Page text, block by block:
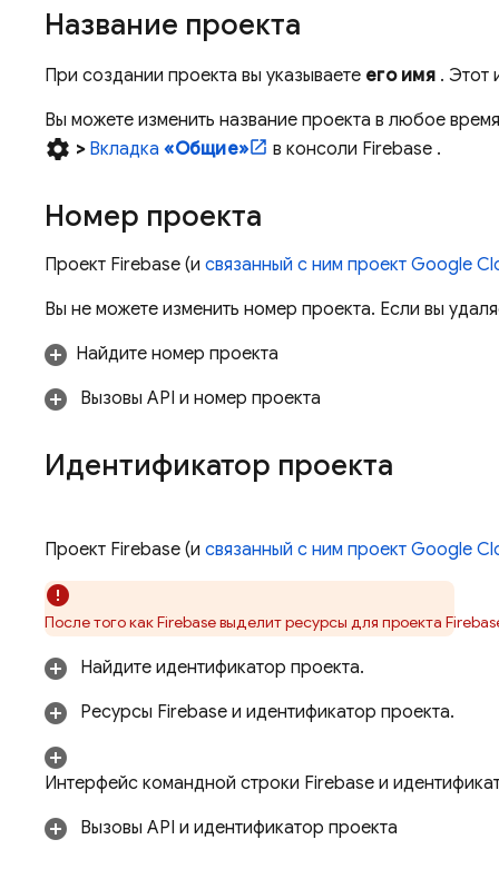
Название проекта
При создании проекта вы указываете его имя. Этот
Вы можете изменить название проекта в любое
settings > Вкладка«Общие» в консоли Firebase .
Номер проекта
Проект Firebase (и связанный с ним проект Google
Вы не можете изменить номер проекта. Если вы
Найдите номер проекта
Вызовы API и номер проекта
Идентификатор проекта
Проект Firebase (и связанный с ним проект Google
После того как Firebase выделит ресурсы для проекта
Найдите идентификатор проекта.
Ресурсы Firebase и идентификатор проекта.
Интерфейс командной строки Firebase и
Вызовы API и идентификатор проекта